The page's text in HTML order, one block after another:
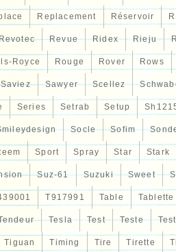
Replacement Réservoir
Revue Ridex Rieju
Royce Rouge Rover Rows
Saviez Sawyer Scellez
Series Setrab Setup
Socle Sofim
Sport Spray Star Stark
Suz-61 Suzuki Sweet
T917991 Table Tablette
Tesla Test Teste
Tiguan Timing Tire Tirette